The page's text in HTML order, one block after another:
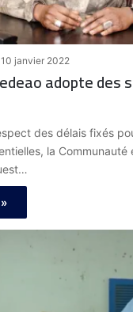
10 janvier 2022
des délais fixés
la Communauté